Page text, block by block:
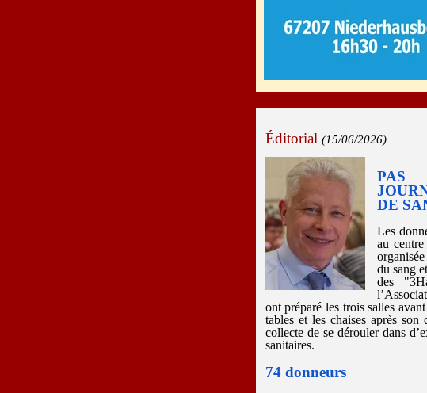
Éditorial (15/06/2026)
PAS
DE
Les
au
du sang
des
ont préparé les trois salles
tables et les chaises après
collecte de se dérouler dans
sanitaires.
74 donneurs